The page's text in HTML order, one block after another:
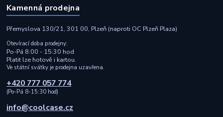
Kamenná prodejna
Přemyslova 130/21, 301 00, Plzeň (naproti OC Plzeň Plaza)
Otevírací doba prodejny:
Po-Pá 8:00 - 15:30 hod
Platit lze hotově i kartou.
Ve státní svátky je prodejna uzavřena.
+420 777 057 774
(Po-Pá 8-15:30 hod)
info@coolcase.cz